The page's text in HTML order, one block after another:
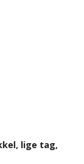
lige tag,